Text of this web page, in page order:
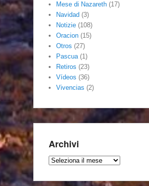
Mese di Nazareth (17)
Navidad (3)
Notizie (108)
Oracion (15)
Otros (27)
Pascua(1)
Retiros (23)
Vídeos (36)
Vivencias (2)
Archivi
Archivi